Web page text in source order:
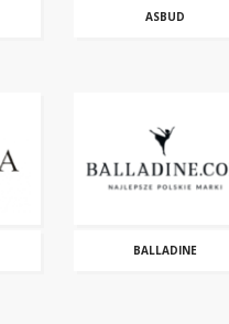
ASBUD
BALLADINE